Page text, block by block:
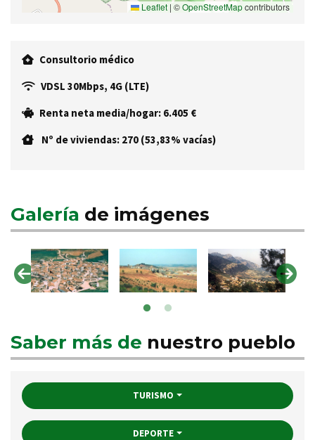
Leaflet | ©OpenStreetMapcontributors
Consultorio médico
VDSL 30Mbps, 4G (LTE)
Renta neta media/hogar: 6.405 €
Nº de viviendas: 270 (53,83% vacías)
Galería de imágenes
Saber más de nuestro pueblo
TURISMO
DEPORTE